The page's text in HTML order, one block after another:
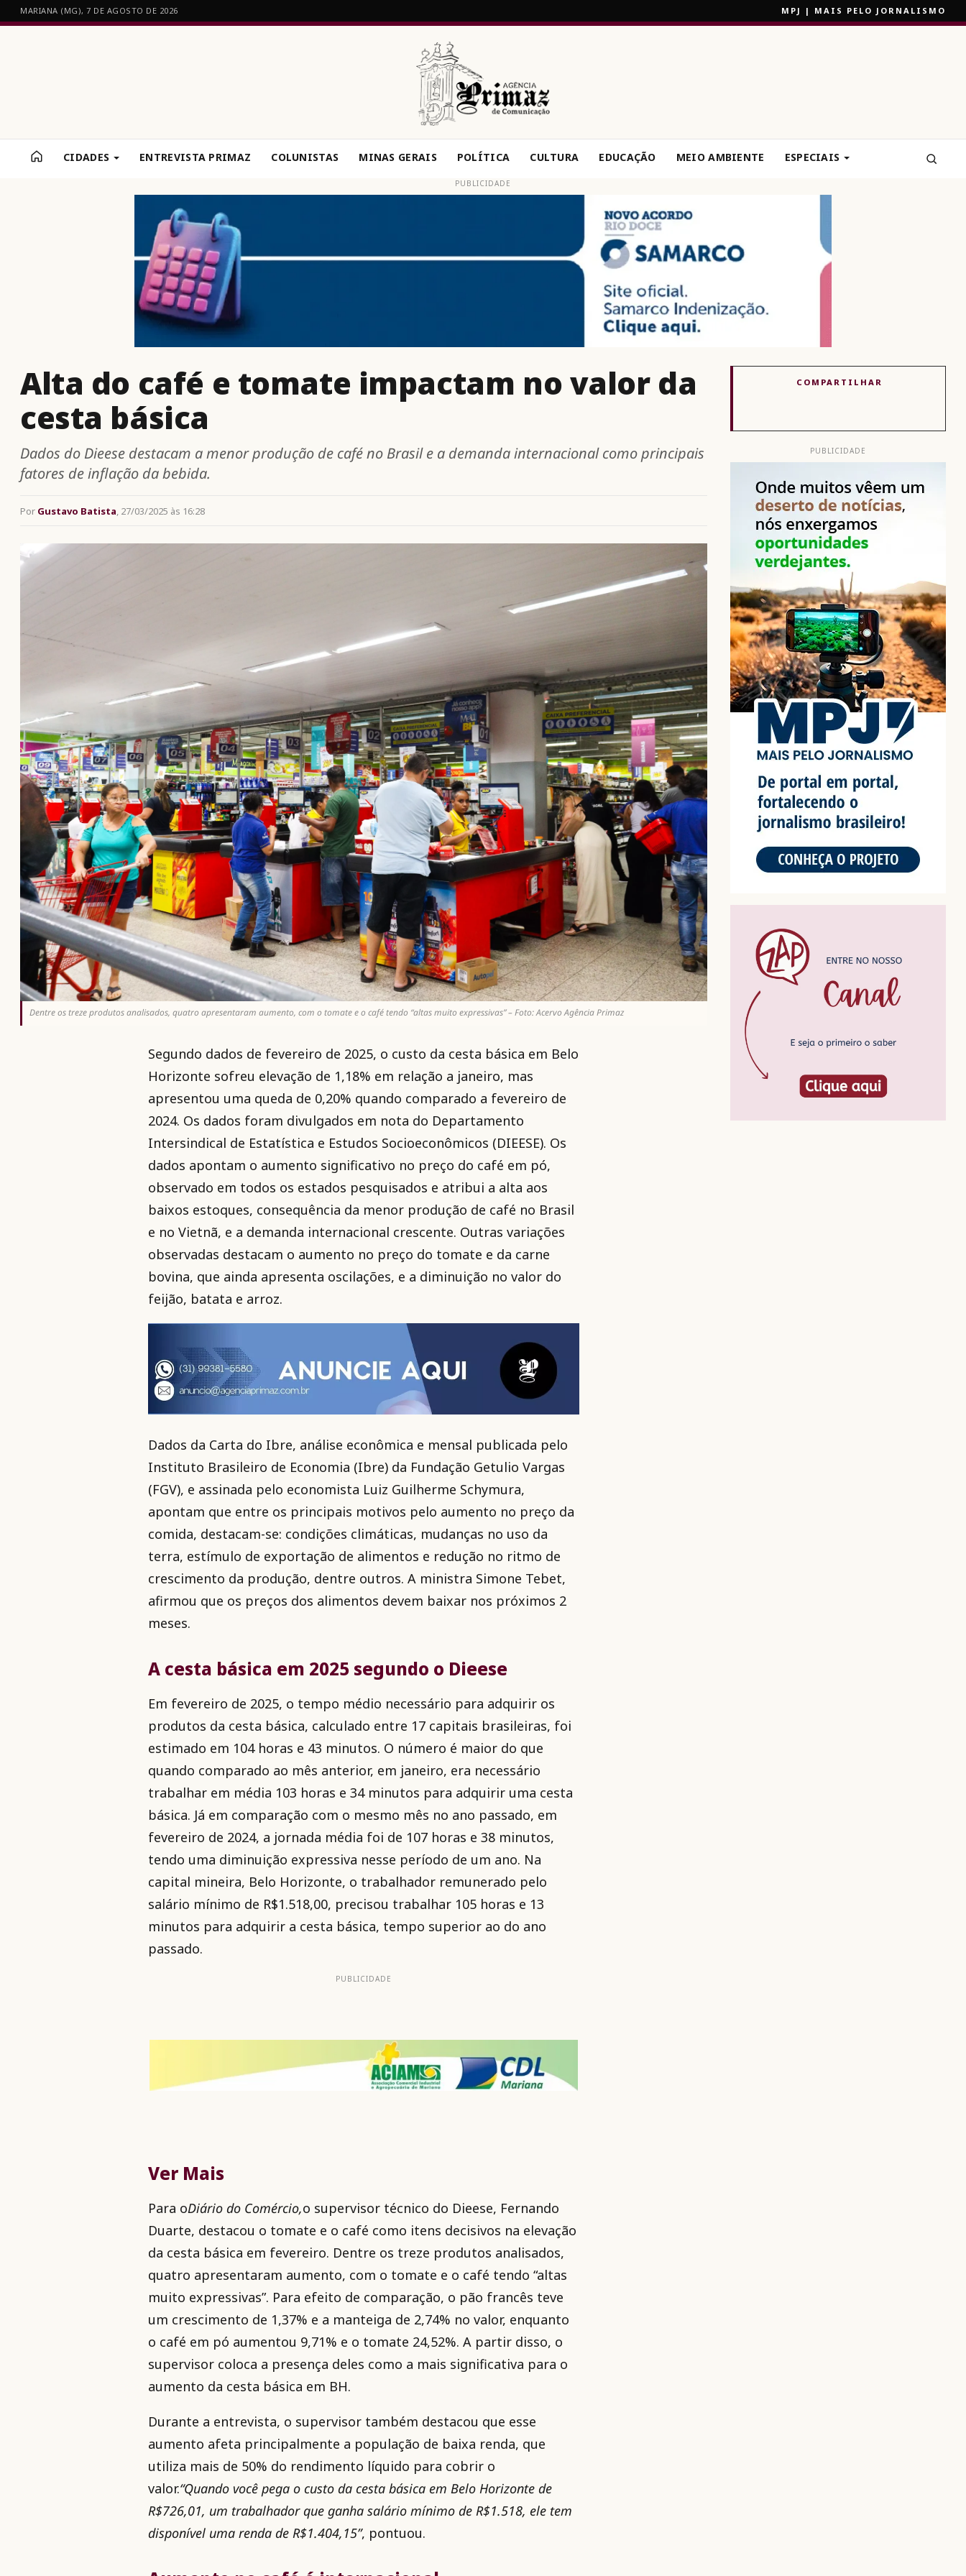
MARIANA (MG), 7 DE AGOSTO DE 2026 MPJ | MAIS PELO JORNALISMO
CIDADES ENTREVISTA PRIMAZ COLUNISTAS MINAS GERAIS POLÍTICA CULTURA EDUCAÇÃO MEIO AMBIENTE ESPECIAIS
PUBLICIDADE
Alta do café e tomate impactam no valor da
cesta básica
Dados do Dieese destacam a menor produção de café no Brasil e a demanda internacional como principais
fatores de inflação da bebida.
Por Gustavo Batista, 27/03/2025 às 16:28
Dentre os treze produtos analisados, quatro apresentaram aumento, com o tomate e o café tendo “altas muito expressivas” – Foto: Acervo Agência Primaz
Segundo dados de fevereiro de 2025, o custo da cesta básica em Belo
Horizonte sofreu elevação de 1,18% em relação a janeiro, mas
apresentou uma queda de 0,20% quando comparado a fevereiro de
2024. Os dados foram divulgados em nota do Departamento
Intersindical de Estatística e Estudos Socioeconômicos (DIEESE). Os
dados apontam o aumento significativo no preço do café em pó,
observado em todos os estados pesquisados e atribui a alta aos
baixos estoques, consequência da menor produção de café no Brasil
e no Vietnã, e a demanda internacional crescente. Outras variações
observadas destacam o aumento no preço do tomate e da carne
bovina, que ainda apresenta oscilações, e a diminuição no valor do
feijão, batata e arroz.
Dados da Carta do Ibre, análise econômica e mensal publicada pelo
Instituto Brasileiro de Economia (Ibre) da Fundação Getulio Vargas
(FGV), e assinada pelo economista Luiz Guilherme Schymura,
apontam que entre os principais motivos pelo aumento no preço da
comida, destacam-se: condições climáticas, mudanças no uso da
terra, estímulo de exportação de alimentos e redução no ritmo de
crescimento da produção, dentre outros. A ministra Simone Tebet,
afirmou que os preços dos alimentos devem baixar nos próximos 2
meses.
A cesta básica em 2025 segundo o Dieese
Em fevereiro de 2025, o tempo médio necessário para adquirir os
produtos da cesta básica, calculado entre 17 capitais brasileiras, foi
estimado em 104 horas e 43 minutos. O número é maior do que
quando comparado ao mês anterior, em janeiro, era necessário
trabalhar em média 103 horas e 34 minutos para adquirir uma cesta
básica. Já em comparação com o mesmo mês no ano passado, em
fevereiro de 2024, a jornada média foi de 107 horas e 38 minutos,
tendo uma diminuição expressiva nesse período de um ano. Na
capital mineira, Belo Horizonte, o trabalhador remunerado pelo
salário mínimo de R$1.518,00, precisou trabalhar 105 horas e 13
minutos para adquirir a cesta básica, tempo superior ao do ano
passado.
PUBLICIDADE
Ver Mais
Para oDiário do Comércio,o supervisor técnico do Dieese, Fernando
Duarte, destacou o tomate e o café como itens decisivos na elevação
da cesta básica em fevereiro. Dentre os treze produtos analisados,
quatro apresentaram aumento, com o tomate e o café tendo “altas
muito expressivas”. Para efeito de comparação, o pão francês teve
um crescimento de 1,37% e a manteiga de 2,74% no valor, enquanto
o café em pó aumentou 9,71% e o tomate 24,52%. A partir disso, o
supervisor coloca a presença deles como a mais significativa para o
aumento da cesta básica em BH.
Durante a entrevista, o supervisor também destacou que esse
aumento afeta principalmente a população de baixa renda, que
utiliza mais de 50% do rendimento líquido para cobrir o
valor.“Quando você pega o custo da cesta básica em Belo Horizonte de
R$726,01, um trabalhador que ganha salário mínimo de R$1.518, ele tem
disponível uma renda de R$1.404,15”, pontuou.
COMPARTILHAR
PUBLICIDADE